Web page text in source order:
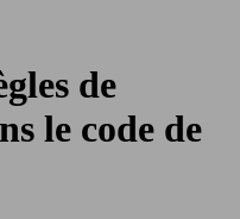
de
le code de